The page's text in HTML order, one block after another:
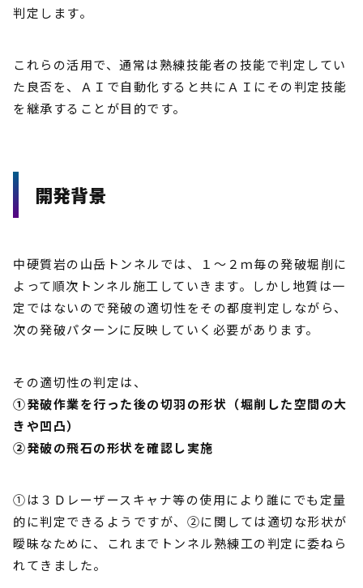
判定します。
これらの活用で、通常は熟練技能者の技能で判定してい
た良否を、ＡＩで自動化すると共にＡＩにその判定技能
を継承することが目的です。
開発背景
中硬質岩の山岳トンネルでは、１～２ｍ毎の発破堀削に
よって順次トンネル施工していきます。しかし地質は一
定ではないので発破の適切性をその都度判定しながら、
次の発破パターンに反映していく必要があります。
その適切性の判定は、
①発破作業を行った後の切羽の形状（堀削した空間の大
きや凹凸）
②発破の飛石の形状を確認し実施
①は３Ｄレーザースキャナ等の使用により誰にでも定量
的に判定できるようですが、②に関しては適切な形状が
曖昧なために、これまでトンネル熟練工の判定に委ねら
れてきました。